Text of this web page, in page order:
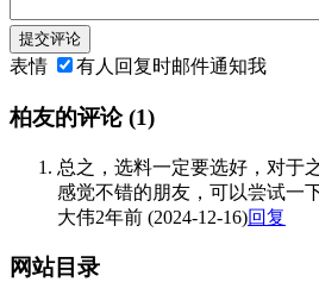
提交评论
表情 有人回复时邮件通知我
柏友的评论(1)
总之，选料一定要选好，对于
感觉不错的朋友，可以尝试一
大伟2年前 (2024-12-16)回复
网站目录